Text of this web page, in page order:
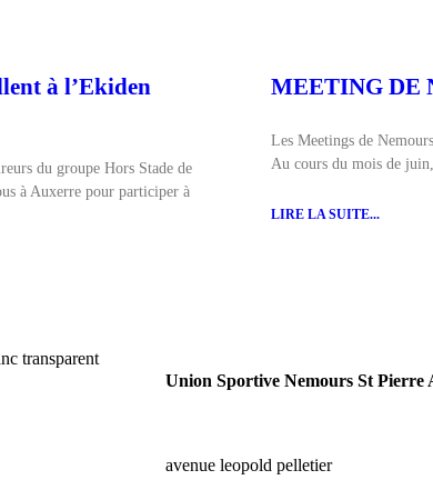
à l’Ekiden
du groupe Hors Stade de
à Auxerre pour participer à
MEETING DE
Les Meetings de
Au cours du mois de
LIRE LA SUITE...
Union Sportive Nemours St Pierre
avenue leopold pelletier